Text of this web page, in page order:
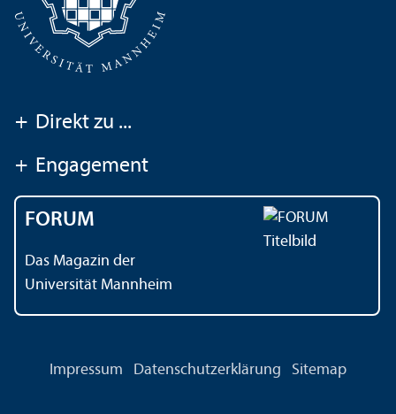
+ Direkt zu ...
+ Engagement
FORUM
Das Magazin der
Universität Mannheim
Impressum Datenschutz­erklärung Sitemap